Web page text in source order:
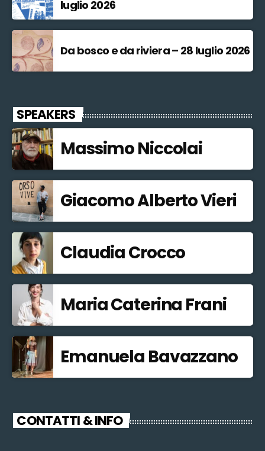
luglio 2026
Da bosco e da riviera – 28 luglio 2026
SPEAKERS
Massimo Niccolai
Giacomo Alberto Vieri
Claudia Crocco
Maria Caterina Frani
Emanuela Bavazzano
CONTATTI & INFO